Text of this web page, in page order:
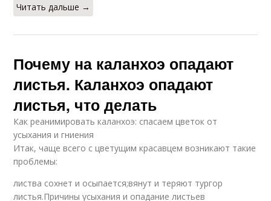
Читать дальше →
Почему на каланхоэ опадают
листья. Каланхоэ опадают
листья, что делать
Как реанимировать каланхоэ: спасаем цветок от
усыхания и гниения
Итак, чаще всего с цветущим красавцем возникают такие
проблемы:
листва сохнет и осыпается;вянут и теряют тургор
листья.Причины усыхания и опадание листьев